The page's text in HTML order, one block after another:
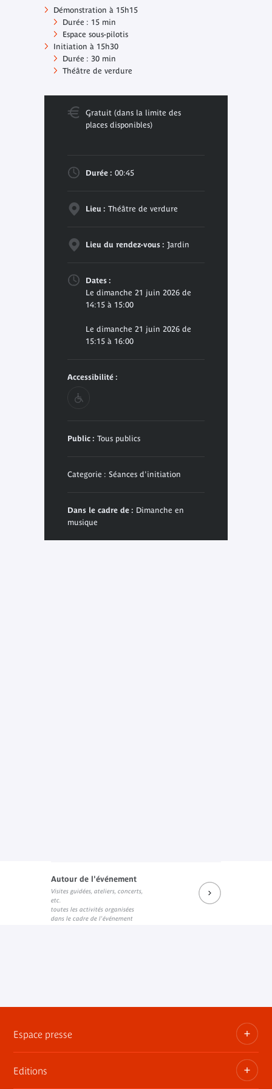
Démonstration à 15h15
Durée : 15 min
Espace sous-pilotis
Initiation à 15h30
Durée : 30 min
Théâtre de verdure
Gratuit (dans la limite des
places disponibles)
Durée : 00:45
Lieu : Théâtre de verdure
Lieu du rendez-vous : Jardin
Dates :
Le dimanche 21 juin 2026 de
14:15 à 15:00
Le dimanche 21 juin 2026 de
15:15 à 16:00
Accessibilité :
Public : Tous publics
Categorie : Séances d'initiation
Dans le cadre de : Dimanche en
musique
Autour de l'événement
Visites guidées, ateliers, concerts,
etc.
toutes les activités organisées
dans le cadre de l'événement
Espace presse
Dossiers, communiqués, bandes annonces
Editions